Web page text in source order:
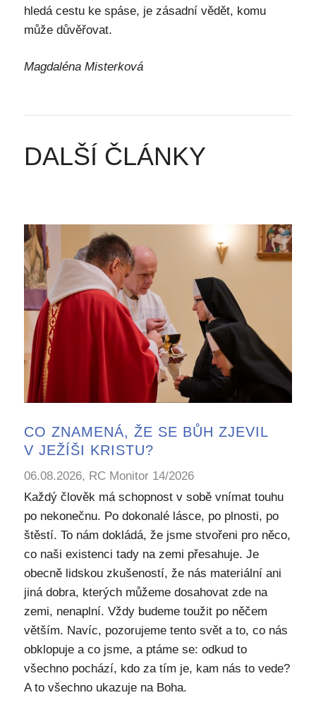
hledá cestu ke spáse, je zásadní vědět, komu
může důvěřovat.
Magdaléna Misterková
DALŠÍ ČLÁNKY
CO ZNAMENÁ, ŽE SE BŮH ZJEVIL
V JEŽÍŠI KRISTU?
06.08.2026, RC Monitor 14/2026
Každý člověk má schopnost v sobě vnímat touhu
po nekonečnu. Po dokonalé lásce, po plnosti, po
štěstí. To nám dokládá, že jsme stvořeni pro něco,
co naši existenci tady na zemi přesahuje. Je
obecně lidskou zkušeností, že nás materiální ani
jiná dobra, kterých můžeme dosahovat zde na
zemi, nenaplní. Vždy budeme toužit po něčem
větším. Navíc, pozorujeme tento svět a to, co nás
obklopuje a co jsme, a ptáme se: odkud to
všechno pochází, kdo za tím je, kam nás to vede?
A to všechno ukazuje na Boha.